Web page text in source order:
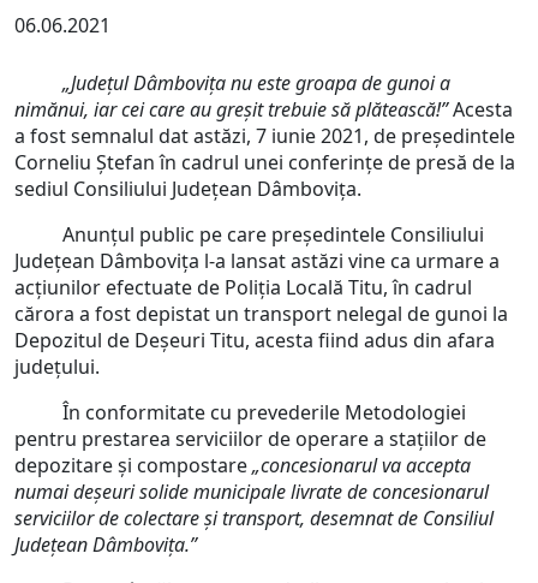
06.06.2021
„Județul Dâmbovița nu este groapa de gunoi a
nimănui, iar cei care au greșit trebuie să plătească!”Acesta
a fost semnalul dat astăzi, 7 iunie 2021, de președintele
Corneliu Ștefan în cadrul unei conferințe de presă de la
sediul Consiliului Județean Dâmbovița.
Anunțul public pe care președintele Consiliului
Județean Dâmbovița l-a lansat astăzi vine ca urmare a
acțiunilor efectuate de Poliția Locală Titu, în cadrul
cărora a fost depistat un transport nelegal de gunoi la
Depozitul de Deșeuri Titu, acesta fiind adus din afara
județului.
În conformitate cu prevederile Metodologiei
pentru prestarea serviciilor de operare a stațiilor de
depozitare și compostare„concesionarul va accepta
numai deșeuri solide municipale livrate de concesionarul
serviciilor de colectare și transport, desemnat de Consiliul
Județean Dâmbovița.”